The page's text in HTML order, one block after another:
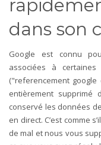
dans son
Google est connu
associées à
("referencement
entièrement supprimé
conservé les données
en direct. C’est comme
de mal et nous vous